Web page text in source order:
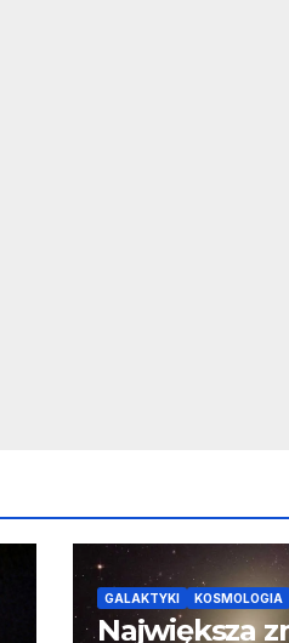
GALAKTYKI KOSMOLOGIA
Największa